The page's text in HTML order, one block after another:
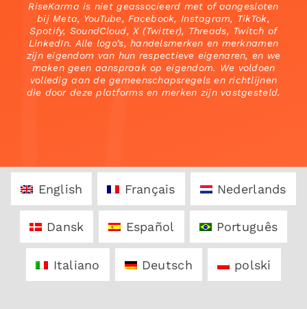
RiseKarma is niet geassocieerd met of aangesloten
bij Meta, YouTube, Facebook, Instagram, TikTok,
Spotify, SoundCloud, X (Twitter), Threads, Twitch of
LinkedIn. Alle logo’s, handelsmerken en merknamen
zijn eigendom van hun respectieve eigenaren, en we
maken geen aanspraak op eigendom. We voldoen
volledig aan de gemeenschapsregels en richtlijnen
die door deze platforms en merken zijn vastgesteld.
English Français Nederlands
Dansk Español Português
Italiano Deutsch polski